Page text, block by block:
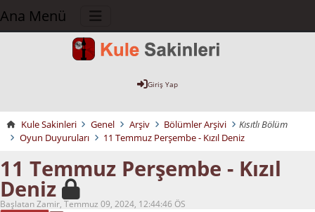
Ana Menü
Giriş Yap
Kule Sakinleri Genel Arşiv Bölümler Arşivi
Kısıtlı Bölüm
Oyun Duyuruları
11 Temmuz Perşembe - Kızıl Deniz
11 Temmuz Perşembe - Kızıl
Deniz
Başlatan Zamir, Temmuz 09, 2024, 12:44:46 ÖS